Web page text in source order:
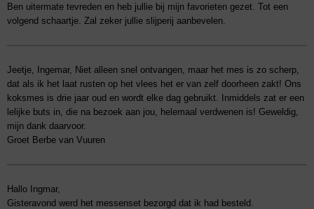
Ben uitermate tevreden en heb jullie bij mijn favorieten gezet. Tot een
volgend schaartje. Zal zeker jullie slijperij aanbevelen.
Jeetje, Ingemar, Niet alleen snel ontvangen, maar het mes is zo scherp,
dat als ik het laat rusten op het vlees het er van zelf doorheen zakt! Ons
koksmes is drie jaar oud en wordt elke dag gebruikt. Inmiddels zat er een
lelijke buts in, die na bezoek aan jou, helemaal verdwenen is! Geweldig,
mijn dank daarvoor.
Groet Berbe van Vuuren
Hallo Ingmar,
Gisteravond werd het messenset bezorgd dat ik had besteld.